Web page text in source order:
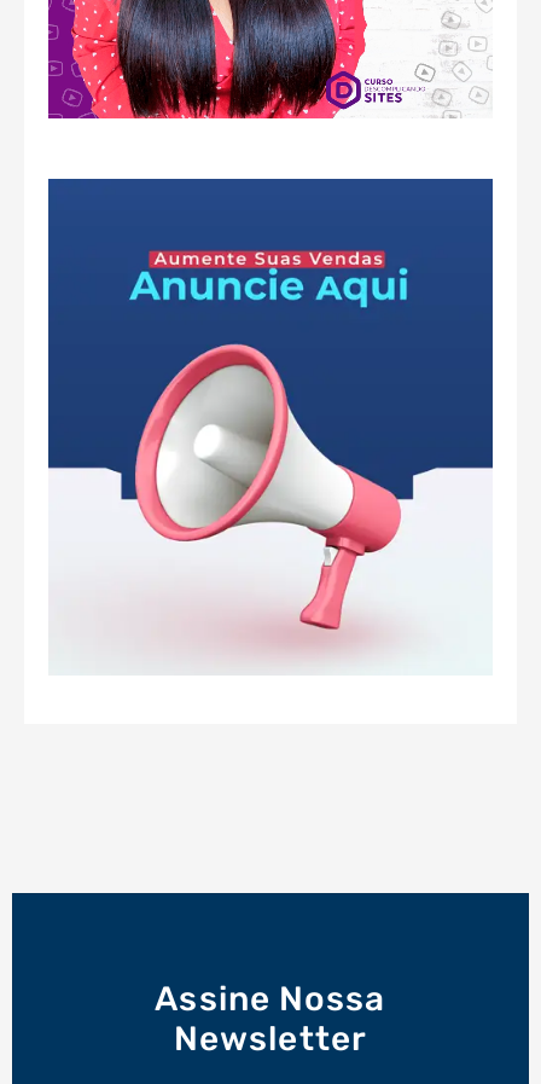
Assine Nossa
Newsletter